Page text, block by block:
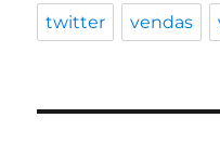
twitter vendas